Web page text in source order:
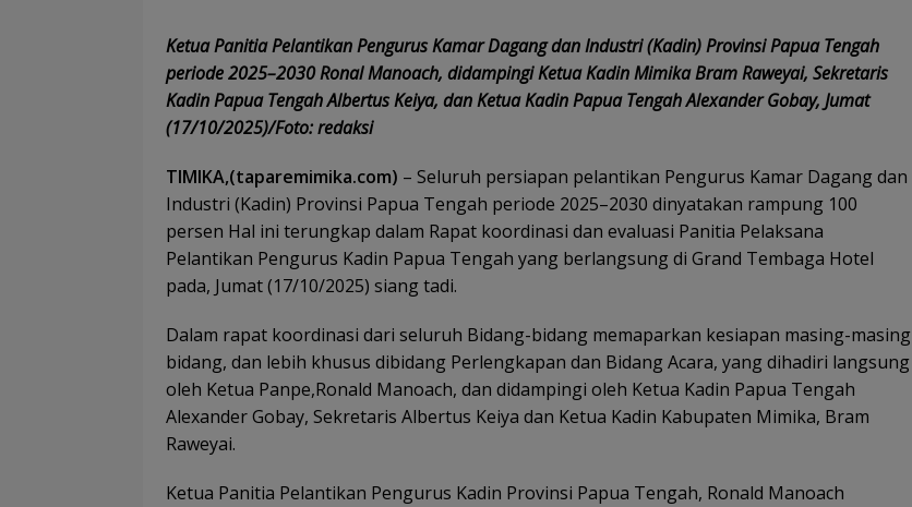
Ketua Panitia Pelantikan Pengurus Kamar Dagang dan Industri (Kadin) Provinsi Papua Tengah
periode 2025–2030 Ronal Manoach, didampingi Ketua Kadin Mimika Bram Raweyai, Sekretaris
Kadin Papua Tengah Albertus Keiya, dan Ketua Kadin Papua Tengah Alexander Gobay, Jumat
(17/10/2025)/Foto: redaksi
TIMIKA,(taparemimika.com) – Seluruh persiapan pelantikan Pengurus Kamar Dagang dan
Industri (Kadin) Provinsi Papua Tengah periode 2025–2030 dinyatakan rampung 100
persen Hal ini terungkap dalam Rapat koordinasi dan evaluasi Panitia Pelaksana
Pelantikan Pengurus Kadin Papua Tengah yang berlangsung di Grand Tembaga Hotel
pada, Jumat (17/10/2025) siang tadi.
Dalam rapat koordinasi dari seluruh Bidang-bidang memaparkan kesiapan masing-masing
bidang, dan lebih khusus dibidang Perlengkapan dan Bidang Acara, yang dihadiri langsung
oleh Ketua Panpe,Ronald Manoach, dan didampingi oleh Ketua Kadin Papua Tengah
Alexander Gobay, Sekretaris Albertus Keiya dan Ketua Kadin Kabupaten Mimika, Bram
Raweyai.
Ketua Panitia Pelantikan Pengurus Kadin Provinsi Papua Tengah, Ronald Manoach